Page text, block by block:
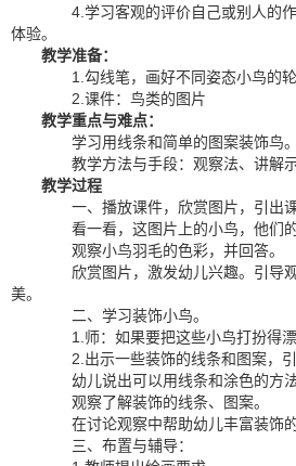
4.学习客观的评价自己或别人的作
体验。
教学准备：
1.勾线笔，画好不同姿态小鸟的轮
2.课件：鸟类的图片
教学重点与难点：
学习用线条和简单的图案装饰鸟。
教学方法与手段：观察法、讲解
教学过程
一、播放课件，欣赏图片，引出课
看一看，这图片上的小鸟，他们
观察小鸟羽毛的色彩，并回答。
欣赏图片，激发幼儿兴趣。引导
美。
二、学习装饰小鸟。
1.师：如果要把这些小鸟打扮得漂
2.出示一些装饰的线条和图案，引
幼儿说出可以用线条和涂色的方法
观察了解装饰的线条、图案。
在讨论观察中帮助幼儿丰富装饰的
三、布置与辅导：